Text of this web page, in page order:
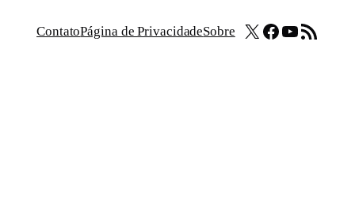
ContatoPágina de PrivacidadeSobre X Facebook
Youtube
Feed RSS